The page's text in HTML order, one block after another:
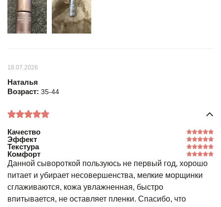
18.07.2026
Наталья
Возраст: 35-44
Качество
Эффект
Текстура
Комфорт
Данной сывороткой пользуюсь не первый год, хорошо
питает и убирает несовершенства, мелкие морщинки
сглаживаются, кожа увлажненная, быстро
впитывается, не оставляет пленки. Спасибо, что